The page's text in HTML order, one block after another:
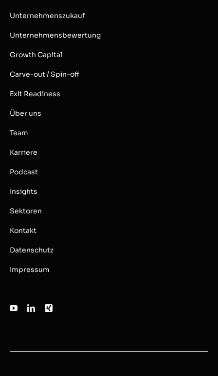
Unternehmenszukauf
Unternehmensbewertung
Growth Capital
Carve-out / Spin-off
Exit Readiness
Über uns
Team
Karriere
Podcast
Insights
Sektoren
Kontakt
Datenschutz
Impressum